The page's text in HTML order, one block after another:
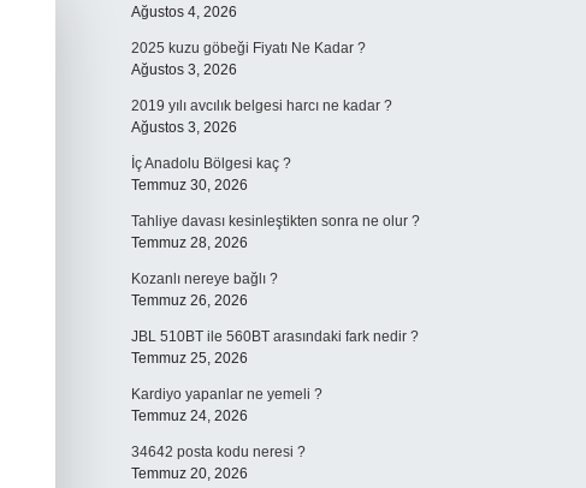
Ağustos 4, 2026
2025 kuzu göbeği Fiyatı Ne Kadar ?
Ağustos 3, 2026
2019 yılı avcılık belgesi harcı ne kadar ?
Ağustos 3, 2026
İç Anadolu Bölgesi kaç ?
Temmuz 30, 2026
Tahliye davası kesinleştikten sonra ne olur ?
Temmuz 28, 2026
Kozanlı nereye bağlı ?
Temmuz 26, 2026
JBL 510BT ile 560BT arasındaki fark nedir ?
Temmuz 25, 2026
Kardiyo yapanlar ne yemeli ?
Temmuz 24, 2026
34642 posta kodu neresi ?
Temmuz 20, 2026